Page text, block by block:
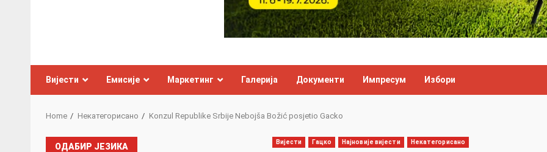
Вијести Емисије Маркетинг Галерија Документи Импресум Избори
Home Некатегорисано Konzul Republike Srbije Nebojša Božić posjetio Gacko
Вијести Гацко Најновије вијести Некатегорисано
ОДАБИР ЈЕЗИКА